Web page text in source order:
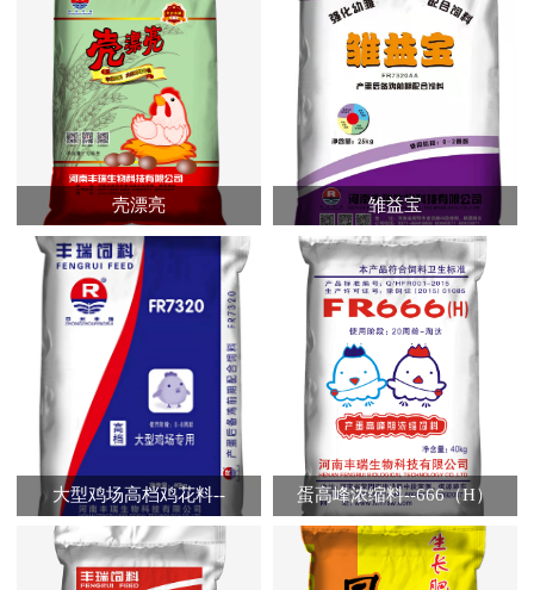
壳漂亮 雏益宝
大型鸡场高档鸡花料--
FR7320（A）
蛋高峰浓缩料--666（H）